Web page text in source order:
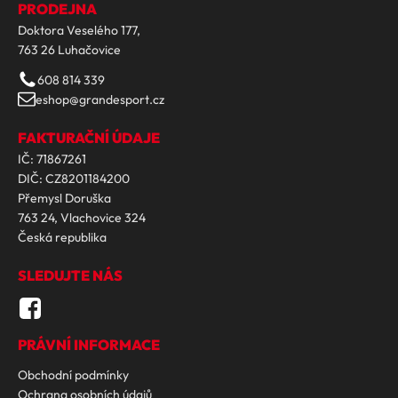
PRODEJNA
Doktora Veselého 177,
763 26 Luhačovice
608 814 339
eshop@grandesport.cz
FAKTURAČNÍ ÚDAJE
IČ: 71867261
DIČ: CZ8201184200
Přemysl Doruška
763 24, Vlachovice 324
Česká republika
SLEDUJTE NÁS
PRÁVNÍ INFORMACE
Obchodní podmínky
Ochrana osobních údajů